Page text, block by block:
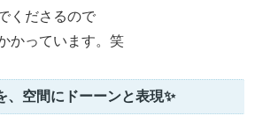
くださるので
かっています。笑
、空間にドーーンと表現✨